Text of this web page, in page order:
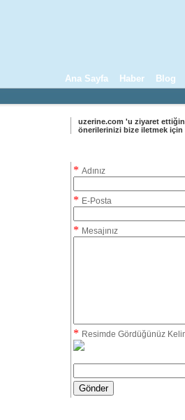
Ana Sayfa Haber Blog
uzerine.com 'u ziyaret
önerilerinizi bize iletmek için
* Adınız
* E-Posta
* Mesajınız
* Resimde Gördüğünüz